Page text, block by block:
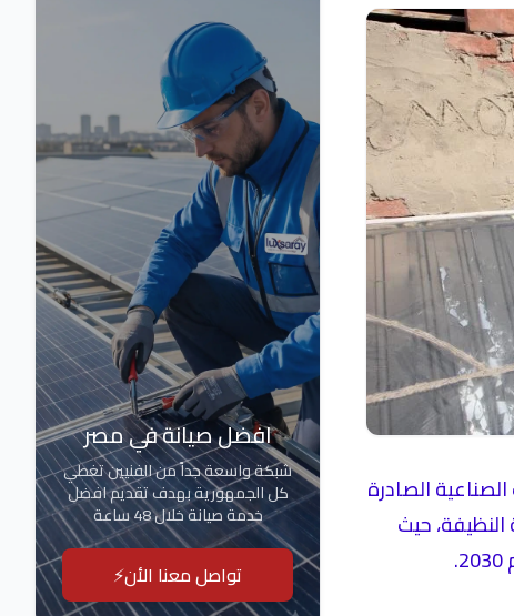
الصادرة
حيث
افضل صيانة في مصر
شبكة واسعة جداً من الفنيين تغطي
كل الجمهورية بهدف تقديم افضل
خدمة صيانة خلال 48 ساعة
تواصل معنا الأن⚡